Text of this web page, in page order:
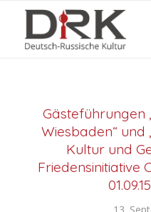
Gästeführungen
Wiesbaden“
Kultur und
Friedensinitiative